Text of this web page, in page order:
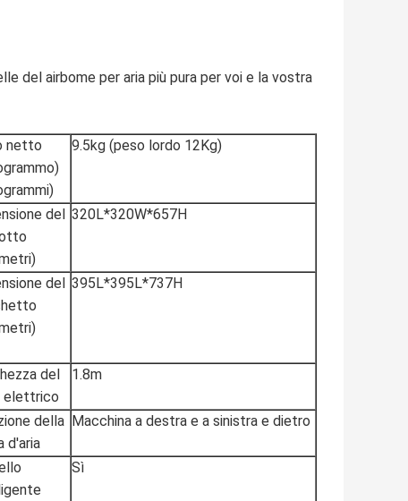
del airbome per aria più pura per voi e la vostra
netto
9.5kg (peso lordo 12Kg)
del
320L*320W*657H
del
395L*395L*737H
del
elettrico
1.8m
della
d'aria
Macchina a destra e a sinistra e dietro
Sì